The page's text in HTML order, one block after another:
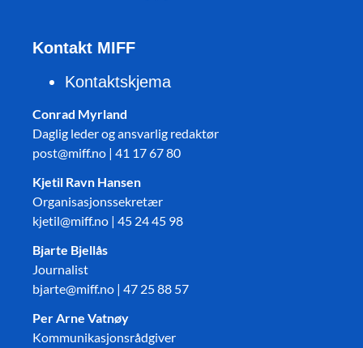
Kontakt MIFF
Kontaktskjema
Conrad Myrland
Daglig leder og ansvarlig redaktør
post@miff.no | 41 17 67 80
Kjetil Ravn Hansen
Organisasjonssekretær
kjetil@miff.no | 45 24 45 98
Bjarte Bjellås
Journalist
bjarte@miff.no | 47 25 88 57
Per Arne Vatnøy
Kommunikasjonsrådgiver